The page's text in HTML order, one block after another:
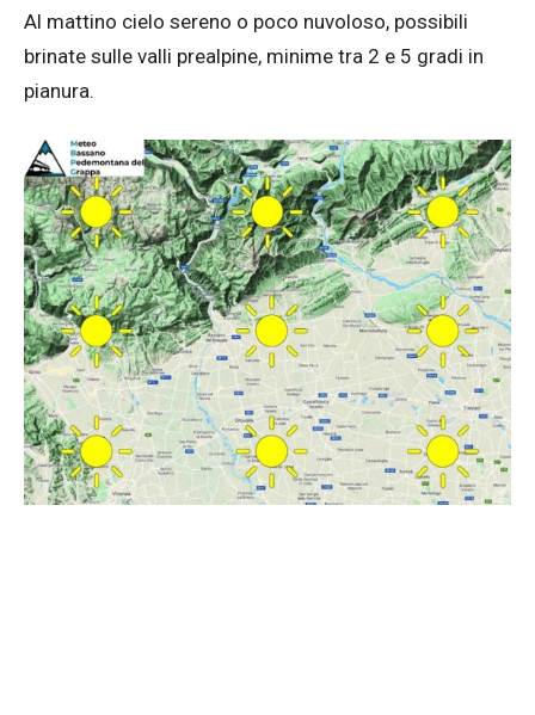
Al mattino cielo sereno o poco nuvoloso, possibili
brinate sulle valli prealpine, minime tra 2 e 5 gradi in
pianura.